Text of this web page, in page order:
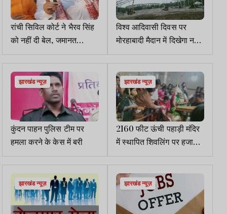
रांची सिविल कोर्ट ने भैरव सिंह
को नहीं दी बेल, जमानत
याचिका खारिज
विश्व आदिवासी दिवस पर
मोरहाबादी मैदान में दिखेगा नया
नजारा
झारखंड न्यूज़
कुंदन पाहन पुलिस टीम पर
हमला करने के केस में बरी
झारखंड न्यूज़
2160 फीट ऊंची पहाड़ी मंदिर
में स्थापित शिवलिंग पर हजारों
श्रद्धालुओं ने चढ़ाए जल
झारखंड न्यूज़ झारखंड न्यूज़